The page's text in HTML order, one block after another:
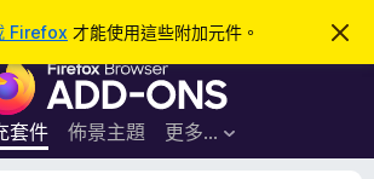
Firefox 才能使用這些附加元件。
忽
此
F
r
e
套件 佈景主題 更多…
登入